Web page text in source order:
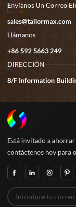
Envíanos Un Correo
sales@tailormax.com
Llámanos
+86 592 5663 249
DIRECCIÓN
8/F Information
Está invitado a
contáctenos hoy para